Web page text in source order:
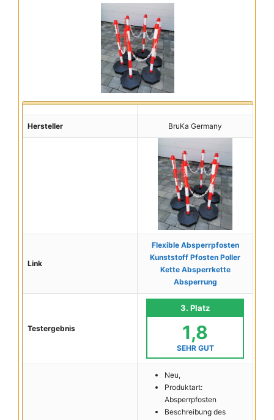
Hersteller BruKa Germany
Link
Flexible Absperrpfosten
Kunststoff Pfosten Poller
Kette Absperrkette
Absperrung
Testergebnis
3. Platz
1,8
SEHR GUT
Neu,
Produktart:
Absperrpfosten
Beschreibung des